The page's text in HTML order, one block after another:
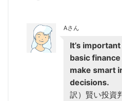
Aさん
It’s
basic
make smart
decisions.
訳）賢い投資